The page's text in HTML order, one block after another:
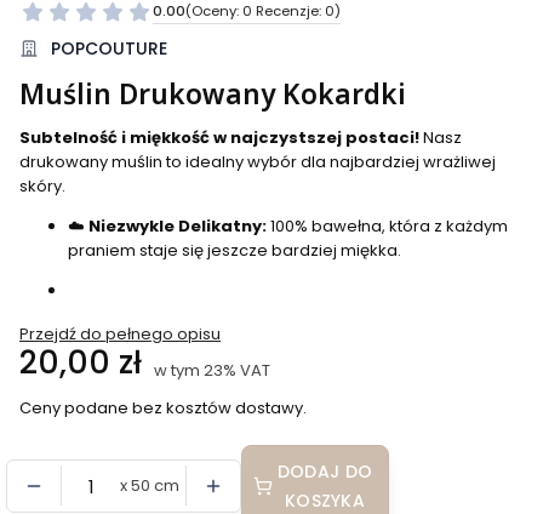
0.00(Oceny: 0 Recenzje: 0)
Przejdź do sekcji Opinie
POPCOUTURE
Muślin Drukowany Kokardki
Subtelność i miękkość w najczystszej postaci!Nasz
drukowany muślin to idealny wybór dla najbardziej wrażliwej
skóry.
☁️ Niezwykle Delikatny:100% bawełna, która z każdym
praniem staje się jeszcze bardziej miękka.
Przejdź do pełnego opisu
Cena
20,00 zł w tym 23% VAT
w tym 23% VAT
Ceny podane bez kosztów dostawy.
x 50 cm
DODAJ DO
KOSZYKA